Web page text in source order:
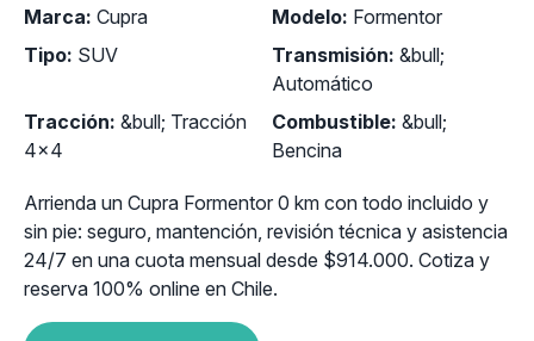
Marca: Cupra Modelo: Formentor
Tipo: SUV Transmisión: &bull;
Automático
Tracción: &bull; Tracción
4x4
Combustible: &bull;
Bencina
Arrienda un Cupra Formentor 0 km con todo incluido y
sin pie: seguro, mantención, revisión técnica y asistencia
24/7 en una cuota mensual desde $914.000. Cotiza y
reserva 100% online en Chile.